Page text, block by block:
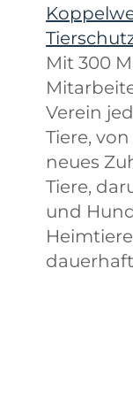
Mit 300
Verein
Tiere,
neues
Tiere,
und